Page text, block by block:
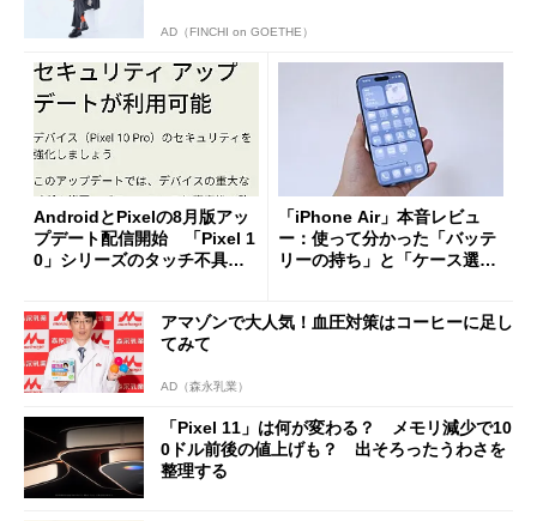
AD（FINCHI on GOETHE）
AndroidとPixelの8月版アッ
プデート配信開始 「Pixel 1
0」シリーズのタッチ不具合
「iPhone Air」本音レビュ
ー：使って分かった「バッテ
リーの持ち」と「ケース選
アマゾンで大人気！血圧対策はコーヒーに足し
てみて
AD（森永乳業）
「Pixel 11」は何が変わる？ メモリ減少で10
0ドル前後の値上げも？ 出そろったうわさを
整理する